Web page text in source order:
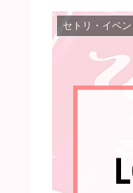
セトリ・イベ